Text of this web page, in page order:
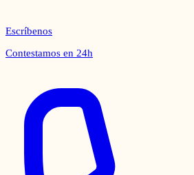
Escríbenos
Contestamos en 24h